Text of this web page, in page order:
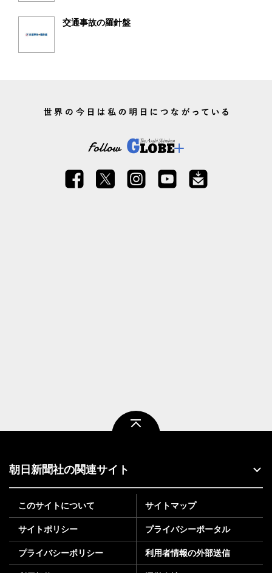
交通事故の羅針盤
朝日新聞社の関連サイト
このサイトについて サイトマップ
サイトポリシー プライバシーポータル
プライバシーポリシー 利用者情報の外部送信